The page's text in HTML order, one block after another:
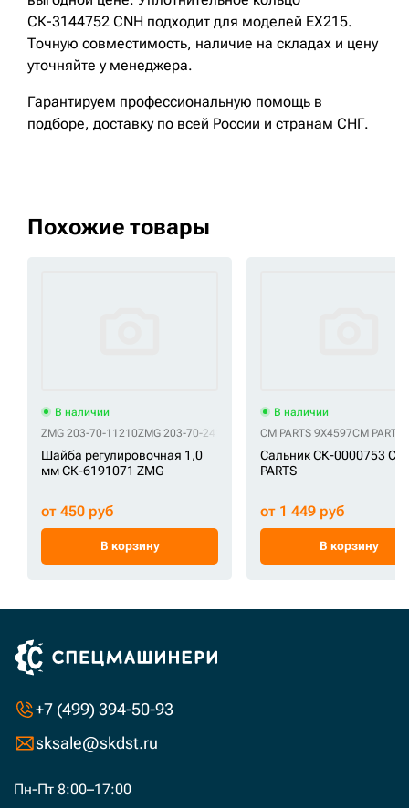
СК-3144752 CNH подходит для моделей EX215.
Точную совместимость, наличие на складах и цену
уточняйте у менеджера.
Гарантируем профессиональную помощь в
подборе, доставку по всей России и странам СНГ.
Похожие товары
В наличии
ZMG 203-70-11210ZMG 203-70-24170 ZMG 20Y-70-11320ZMG 20Y-70-
Шайба регулировочная 1,0
мм СК-6191071 ZMG
от 450 руб
В корзину
В наличии
CM PARTS 9X4597CM PARTS
Сальник СК-0000753 CM
PARTS
от 1 449 руб
В корзину
+7 (499) 394-50-93
sksale@skdst.ru
Пн-Пт 8:00–17:00